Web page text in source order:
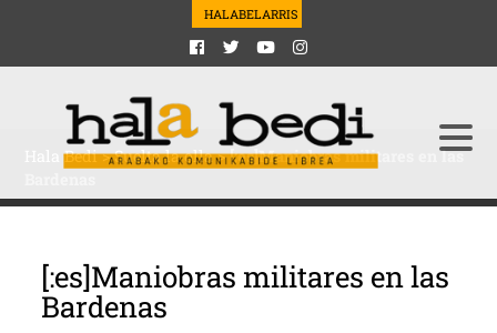
HALABELARRIS
Hala Bedi>Suelta la olla>[:es]Maniobras militares en las
[:es]Maniobras militares en las
Bardenas